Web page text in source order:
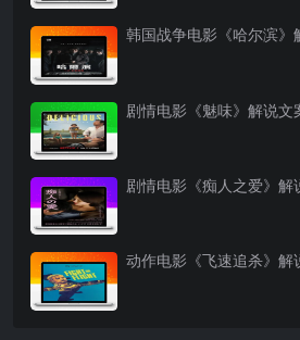
韩国战争电影《哈尔滨》
剧情电影《魅味》解说文
剧情电影《痴人之爱》解
动作电影《飞速追杀》解